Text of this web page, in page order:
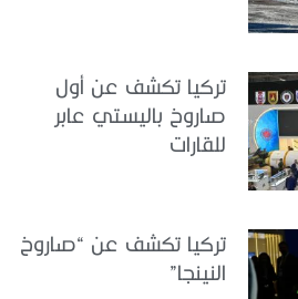
تركيا تكشف عن أول
صاروخ باليستي عابر
للقارات
تركيا تكشف عن “صاروخ
النينجا”